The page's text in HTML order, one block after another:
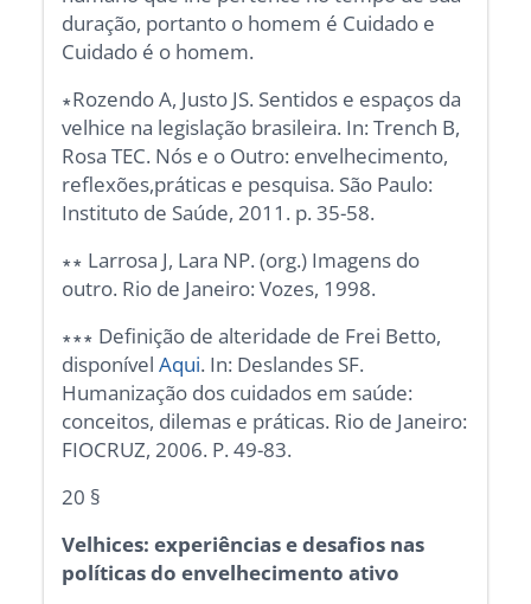
duração, portanto o homem é Cuidado e
Cuidado é o homem.
∗Rozendo A, Justo JS. Sentidos e espaços da
velhice na legislação brasileira. In: Trench B,
Rosa TEC. Nós e o Outro: envelhecimento,
reflexões,práticas e pesquisa. São Paulo:
Instituto de Saúde, 2011. p. 35-58.
∗∗ Larrosa J, Lara NP. (org.) Imagens do
outro. Rio de Janeiro: Vozes, 1998.
∗∗∗ Definição de alteridade de Frei Betto,
disponívelAqui. In: Deslandes SF.
Humanização dos cuidados em saúde:
conceitos, dilemas e práticas. Rio de Janeiro:
FIOCRUZ, 2006. P. 49-83.
20 §
Velhices: experiências e desafios nas
políticas do envelhecimento ativo